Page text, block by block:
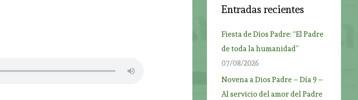
Entradas recientes
Fiesta de Dios Padre: “El Padre
de toda la humanidad”
07/08/2026
Novena a Dios Padre – Día 9 –
Al servicio del amor del Padre